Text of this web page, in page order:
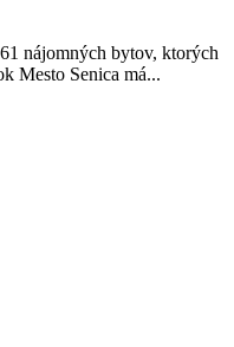
nájomných bytov, ktorých
Mesto Senica má...